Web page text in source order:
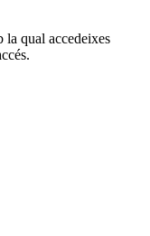
la qual accedeixes